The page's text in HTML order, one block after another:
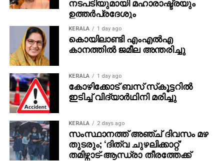
ഉത്തർപ്രദേശും
KERALA 1 day ago
കൊയിലാണ്ടി എംഎല്‍എ
കാനത്തില്‍ ജമീല അന്തരിച്ചു
KERALA 1 day ago
കോഴിക്കോട് ബസ് സ്‌കൂട്ടറില്‍
ഇടിച്ച് വിദ്യാര്‍ഥിനി മരിച്ചു
KERALA 2 days ago
സംസ്ഥാനത്ത് അഞ്ച് ദിവസം മഴ
തുടരും; ‘ദിത്വ ചുഴലിക്കാറ്റ്‌’
തമിഴ്നാട്-ആന്ധ്രാ തീരത്തേക്ക്